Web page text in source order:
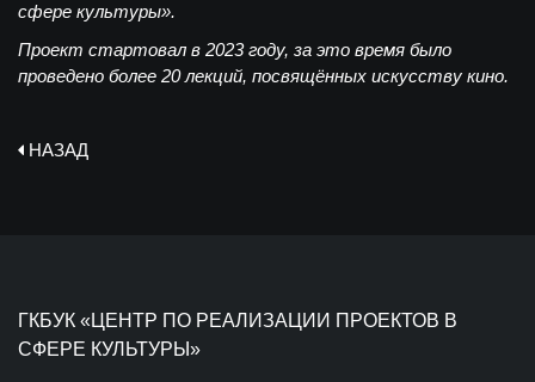
сфере культуры».
Проект стартовал в 2023 году, за это время было
проведено более 20 лекций, посвящённых искусству кино.
НАЗАД
ГКБУК «ЦЕНТР ПО РЕАЛИЗАЦИИ ПРОЕКТОВ В
СФЕРЕ КУЛЬТУРЫ»